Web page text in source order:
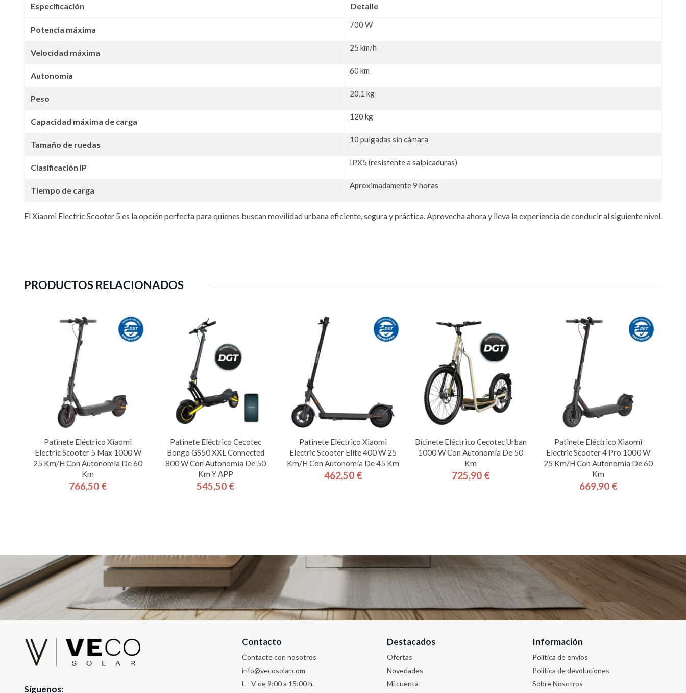
Especificación Detalle
Potencia máxima 700 W
Velocidad máxima 25 km/h
Autonomía 60 km
Peso 20,1 kg
Capacidad máxima de carga 120 kg
Tamaño de ruedas 10 pulgadas sin cámara
Clasificación IP IPX5 (resistente a salpicaduras)
Tiempo de carga Aproximadamente 9 horas
El Xiaomi Electric Scooter 5 es la opción perfecta para quienes buscan movilidad urbana eficiente, segura y práctica. Aprovecha ahora y lleva la experiencia de conducir al siguiente nivel.
PRODUCTOS RELACIONADOS
Patinete Eléctrico Xiaomi
Electric Scooter 5 Max 1000 W
25 Km/h Con Autonomía De 60
Km
Precio
766,50 €
Patinete Eléctrico Cecotec
Bongo GS50 XXL Connected
800 W Con Autonomía De 50
Km Y APP
Precio
545,50 €
Patinete Eléctrico Xiaomi
Electric Scooter Elite 400 W 25
Km/h Con Autonomía De 45 Km
Precio
462,50 €
Bicinete Eléctrico Cecotec Urban
1000 W Con Autonomía De 50
Km
Precio
725,90 €
Patinete Eléctrico Xiaomi
Electric Scooter 4 Pro 1000 W
25 Km/h Con Autonomía De 60
Km
Precio
669,90 €
Síguenos:
Contacto
Contacte con nosotros
info@vecosolar.com
L - V de 9:00 a 15:00 h.
Destacados
Ofertas
Novedades
Mi cuenta
Información
Política de envíos
Política de devoluciones
Sobre Nosotros